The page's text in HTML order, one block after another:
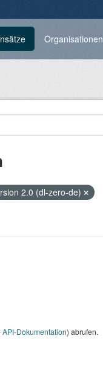
Organisationen
2.0 (dl-zero-de)
API-Dokumentation) abrufen.